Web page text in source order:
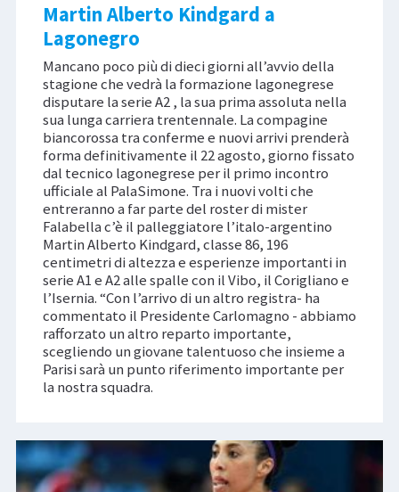
Martin Alberto Kindgard a
Lagonegro
Mancano poco più di dieci giorni all’avvio della
stagione che vedrà la formazione lagonegrese
disputare la serie A2 , la sua prima assoluta nella
sua lunga carriera trentennale. La compagine
biancorossa tra conferme e nuovi arrivi prenderà
forma definitivamente il 22 agosto, giorno fissato
dal tecnico lagonegrese per il primo incontro
ufficiale al PalaSimone. Tra i nuovi volti che
entreranno a far parte del roster di mister
Falabella c’è il palleggiatore l’italo-argentino
Martin Alberto Kindgard, classe 86, 196
centimetri di altezza e esperienze importanti in
serie A1 e A2 alle spalle con il Vibo, il Corigliano e
l’Isernia. “Con l’arrivo di un altro registra- ha
commentato il Presidente Carlomagno - abbiamo
rafforzato un altro reparto importante,
scegliendo un giovane talentuoso che insieme a
Parisi sarà un punto riferimento importante per
la nostra squadra.